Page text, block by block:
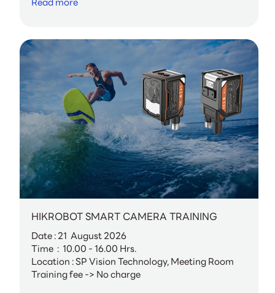
HIKROBOT SMART CAMERA TRAINING
Date : 21 August 2026
Time : 10.00 - 16.00 Hrs.
Location : SP Vision Technology, Meeting Room
Training fee -> No charge